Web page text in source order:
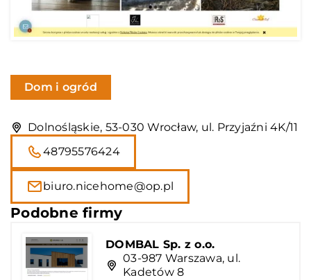
Dom i ogród
Dolnośląskie, 53-030 Wrocław, ul. Przyjaźni 4K/11
48795576424
biuro.nicehome@op.pl
Podobne firmy
DOMBAL Sp. z o.o.
03-987 Warszawa, ul.
Kadetów 8